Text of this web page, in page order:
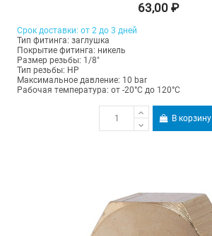
63,00 ₽
Срок доставки: от 2 до 3 дней
Тип фитинга: заглушка
Покрытие фитинга: никель
Размер резьбы: 1/8"
Тип резьбы: НР
Максимальное давление: 10 bar
Рабочая температура: от -20°C до 120°C
В корзину